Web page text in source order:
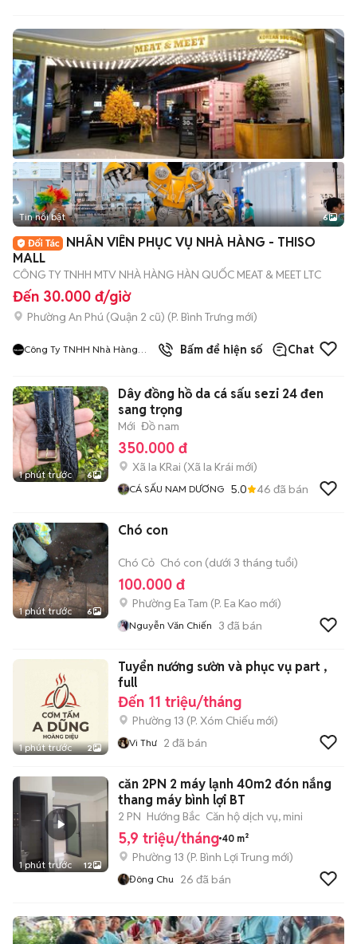
+2
Tin nổi bật 6
NHÂN VIÊN PHỤC VỤ NHÀ HÀNG - THISO
MALL
CÔNG TY TNHH MTV NHÀ HÀNG HÀN QUỐC MEAT & MEET LTC
Đến 30.000 đ/giờ
Phường An Phú (Quận 2 cũ) (P. Bình Trưng mới)
Công Ty TNHH Nhà Hàng
9đã bán
Bấm để hiện số Chat
1 phút trước 6
Dây đồng hồ da cá sấu sezi 24 đen
sang trọng
Mới Đồ nam
350.000 đ
Xã Ia KRai (Xã Ia Krái mới)
CÁ SẤU NAM DƯƠNG 5.0 46 đã bán
1 phút trước 6
Chó con
Chó Cỏ Chó con (dưới 3 tháng tuổi)
100.000 đ
Phường Ea Tam (P. Ea Kao mới)
Nguyễn Văn Chiến 3 đã bán
1 phút trước 2
Tuyển nướng sườn và phục vụ part ,
full
Đến 11 triệu/tháng
Phường 13 (P. Xóm Chiếu mới)
Vi Thư 2 đã bán
1 phút trước 12
căn 2PN 2 máy lạnh 40m2 đón nắng
thang máy bình lợi BT
2 PN Hướng Bắc Căn hộ dịch vụ, mini
5,9 triệu/tháng 40 m²
Phường 13 (P. Bình Lợi Trung mới)
Đông Chu 26 đã bán